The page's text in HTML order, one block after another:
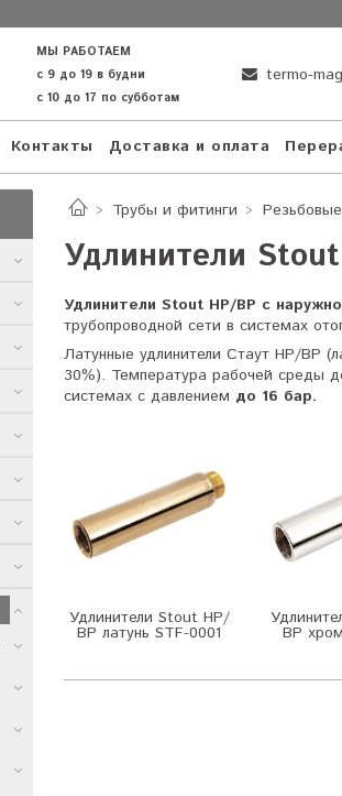
МЫ РАБОТАЕМ
с 9 до 19 в будни
с 10 до 17 по субботам
termo-
Контакты Доставка и оплата
Трубы и фитинги
Удлинители
Удлинители Stout НР/ВР с
трубопроводной сети в системах
Латунные удлинители Стаут НР/ВР
30%). Температура рабочей среды
системах с давлением до 16 бар.
Удлинители Stout НР/
ВР латунь STF-0001 ВР